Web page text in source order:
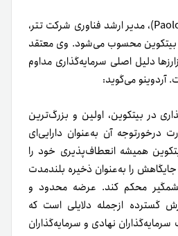
پائولو آردوینو (Paolo Ardoino)، مدیر ارشد فناوری شرکت تتر،
بیتکوین محسوب می‌شود. وی معتقد
دلیل اصلی سرمایه‌گذاری مداوم
آردوینو می‌گوید:
در بیتکوین، اولین و بزرگ‌ترین
درخورتوجه آن به‌عنوان دارایی‌‌ای
همیشه انعطاف‌پذیری خود را
را به‌عنوان ذخیره بلندمدت
محکم کند. عرضه محدود و
گسترده ازجمله دلایلی‌ است که
نهادی و سرمایه‌گذاران